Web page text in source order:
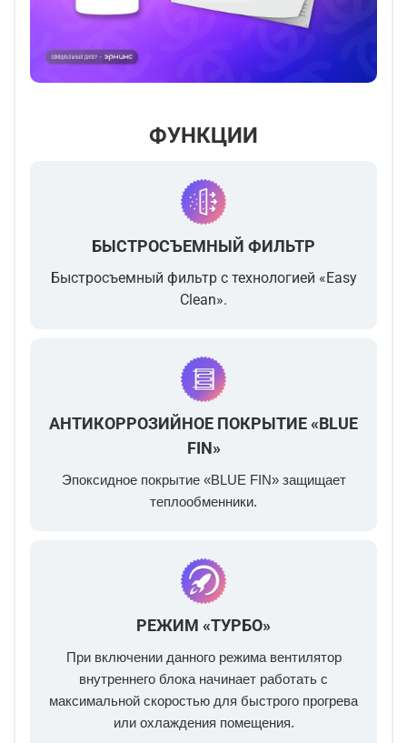
ФУНКЦИИ
БЫСТРОСЪЕМНЫЙ ФИЛЬТР
Быстросъемный фильтр с технологией «Easy
Clean».
АНТИКОРРОЗИЙНОЕ ПОКРЫТИЕ «BLUE
FIN»
Эпоксидное покрытие «BLUE FIN» защищает
теплообменники.
РЕЖИМ «ТУРБО»
При включении данного режима вентилятор
внутреннего блока начинает работать с
максимальной скоростью для быстрого прогрева
или охлаждения помещения.